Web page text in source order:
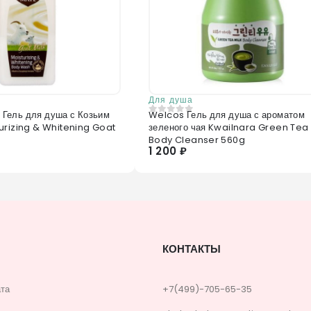
Гель для душа с Козьим
& Whitening Goat
Для душа
0 из 5
Welcos Гель для душа с ароматом
зеленого чая Kwailnara Green Tea
Body Cleanser 560g
1 200 ₽
КОНТАКТЫ
+7(499)-705-65-35